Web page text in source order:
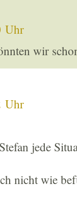
Uhr
wir
Uhr
jede
nicht wie